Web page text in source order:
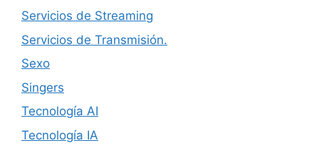
Servicios de Streaming
Servicios de Transmisión.
Sexo
Singers
Tecnología AI
Tecnología IA